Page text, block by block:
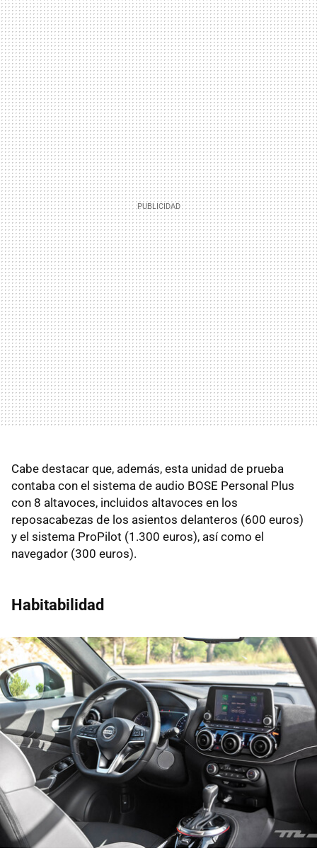
Cabe destacar que, además, esta unidad de prueba
contaba con el sistema de audio BOSE Personal Plus
con 8 altavoces, incluidos altavoces en los
reposacabezas de los asientos delanteros (600 euros)
y el sistema ProPilot (1.300 euros), así como el
navegador (300 euros).
Habitabilidad